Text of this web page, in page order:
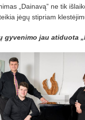
„Dainavą” ne tik
jėgų stipriam
gyvenimo jau atiduota